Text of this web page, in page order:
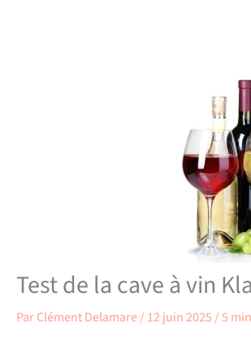
Test de la cave à vin
ParClément Delamare/ 12 juin 2025/5